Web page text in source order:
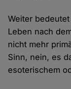
Weiter
Leben nach
nicht mehr
Sinn, nein, es
esoterischem